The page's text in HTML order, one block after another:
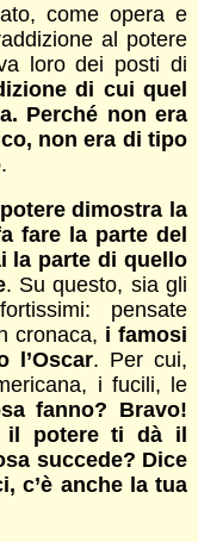
come opera e
al potere
loro dei posti di
di cui quel
Perché non era
non era di tipo
.
dimostra la
fare la parte del
la parte di quello
. Su questo, sia gli
pensate
cronaca, i famosi
l’Oscar. Per cui,
i fucili, le
fanno? Bravo!
il potere ti dà il
succede? Dice
c’è anche la tua